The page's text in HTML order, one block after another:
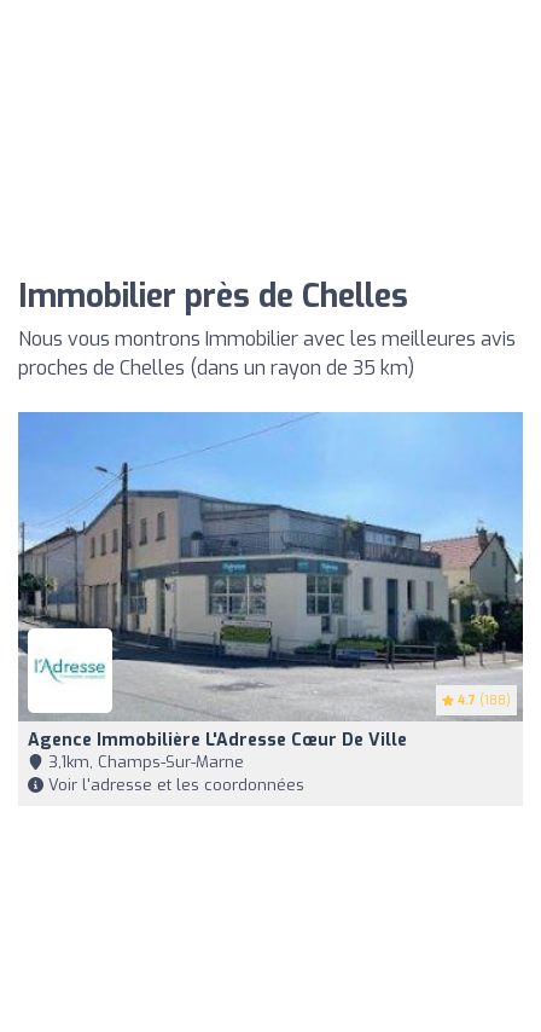
Immobilier près de Chelles
Nous vous montrons Immobilier avec les meilleures avis
proches de Chelles (dans un rayon de 35 km)
4.7 (188)
Agence Immobilière L'Adresse Cœur De Ville
3,1km, Champs-Sur-Marne
Voir l'adresse et les coordonnées